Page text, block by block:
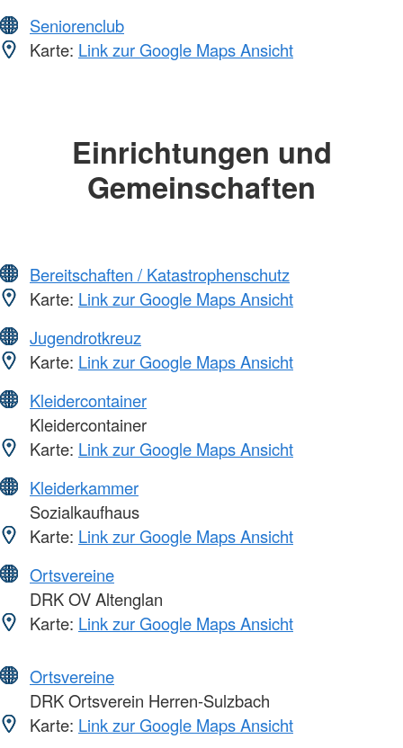
Seniorenclub
Karte: Link zur Google Maps Ansicht
Einrichtungen und
Gemeinschaften
Bereitschaften / Katastrophenschutz
Karte: Link zur Google Maps Ansicht
Jugendrotkreuz
Karte: Link zur Google Maps Ansicht
Kleidercontainer
Kleidercontainer
Karte: Link zur Google Maps Ansicht
Kleiderkammer
Sozialkaufhaus
Karte: Link zur Google Maps Ansicht
Ortsvereine
DRK OV Altenglan
Karte: Link zur Google Maps Ansicht
Ortsvereine
DRK Ortsverein Herren-Sulzbach
Karte: Link zur Google Maps Ansicht